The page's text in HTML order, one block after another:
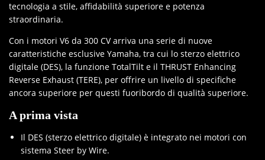
tecnologia a stile, affidabilità superiore e potenza
straordinaria.
Con i motori V6 da 300 CV arriva una serie di nuove
caratteristiche esclusive Yamaha, tra cui lo sterzo elettrico
digitale (DES), la funzione TotalTilt e il THRUST Enhancing
Reverse Exhaust (TERE), per offrire un livello di specifiche
ancora superiore per questi fuoribordo di qualità superiore.
A prima vista
Il DES (sterzo elettrico digitale) è integrato nei motori con
sistema Steer by Wire.